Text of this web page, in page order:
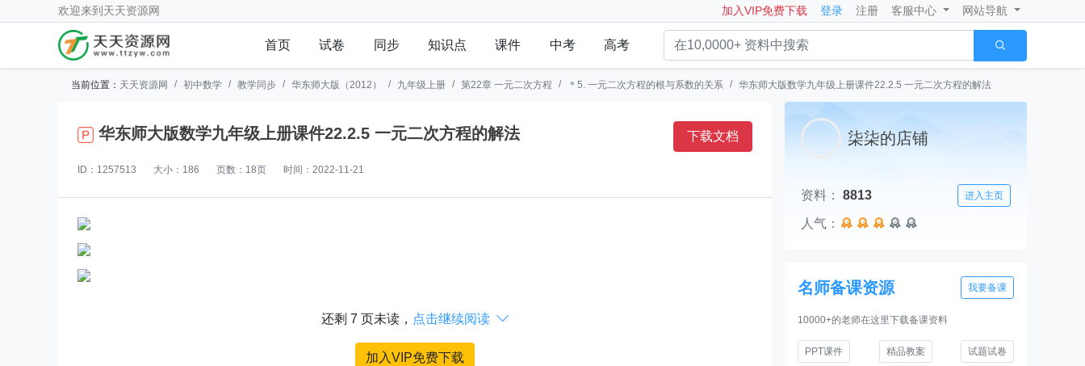
欢迎来到 天天资源网 加入VIP免费下载 登录 注册 客服中心 网站导航
首页 试卷 同步 知识点 课件 中考 高考 
当前位置： 天天资源网 初中数学 教学同步 华东师大版（2012） 九年级上册 第22章 一元二次方程 ＊5. 一元二次方程的根与系数的关系 华东师大版数学九年级上册课件22.2.5 一元二次方程的解法
华东师大版数学九年级上册课件22.2.5 一元二次方程的解法
ID：1257513 大小：186 页数：18页 时间：2022-11-21
下载文档
还剩 7 页未读， 点击继续阅读 
加入VIP免费下载
柒柒的店铺
资料： 8813 进入主页
人气：     
名师备课资源 我要备课
10000+的老师在这里下载备课资料
PPT课件 精品教案 试题试卷